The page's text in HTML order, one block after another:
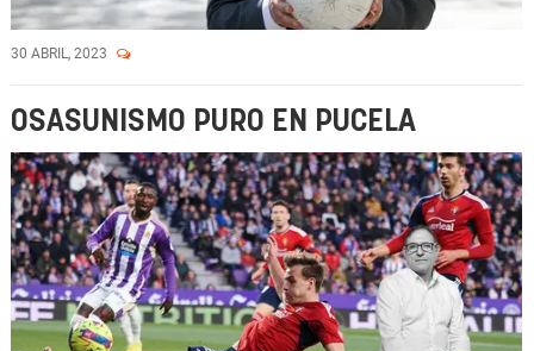
30 ABRIL, 2023
OSASUNISMO PURO EN PUCELA